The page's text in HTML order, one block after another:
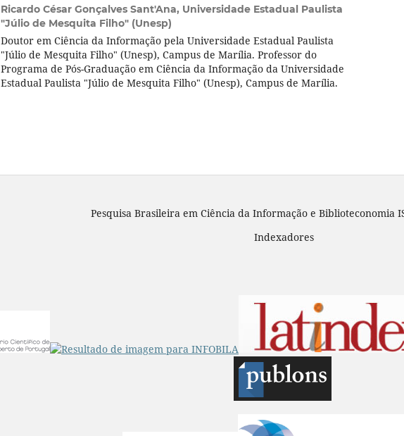
Ricardo César Gonçalves Sant'Ana, Universidade Estadual Paulista
"Júlio de Mesquita Filho" (Unesp)
Doutor em Ciência da Informação pela Universidade Estadual Paulista
"Júlio de Mesquita Filho" (Unesp), Campus de Marília. Professor do
Programa de Pós-Graduação em Ciência da Informação da Universidade
Estadual Paulista "Júlio de Mesquita Filho" (Unesp), Campus de Marília.
Pesquisa Brasileira em Ciência da Informação e Biblioteconomia
Indexadores